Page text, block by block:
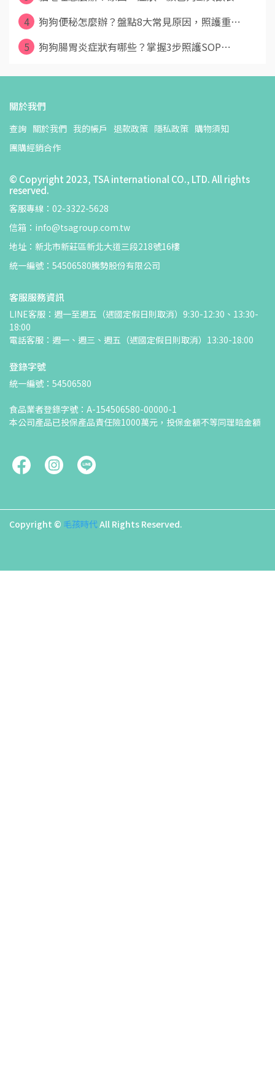
4
狗狗便秘怎麼辦？盤點8大常見原因，照護重⋯
5
狗狗腸胃炎症狀有哪些？掌握3步照護SOP⋯
關於我們
查詢 關於我們 我的帳戶 退款政策 隱私政策 購物須知
團購經銷合作
© Copyright 2023, TSA international CO., LTD. All rights
reserved.
客服專線：02-3322-5628
信箱：info@tsagroup.com.tw
地址：新北市新莊區新北大道三段218號16樓
統一編號：54506580騰勢股份有限公司
客服服務資訊
LINE客服：週一至週五（遇國定假日則取消）9:30-12:30、13:30-
18:00
電話客服：週一、週三、週五（遇國定假日則取消）13:30-18:00
登錄字號
統一編號：54506580
食品業者登錄字號：A-154506580-00000-1
本公司產品已投保產品責任險1000萬元，投保金額不等同理賠金額
Copyright © 毛孩時代All Rights Reserved.